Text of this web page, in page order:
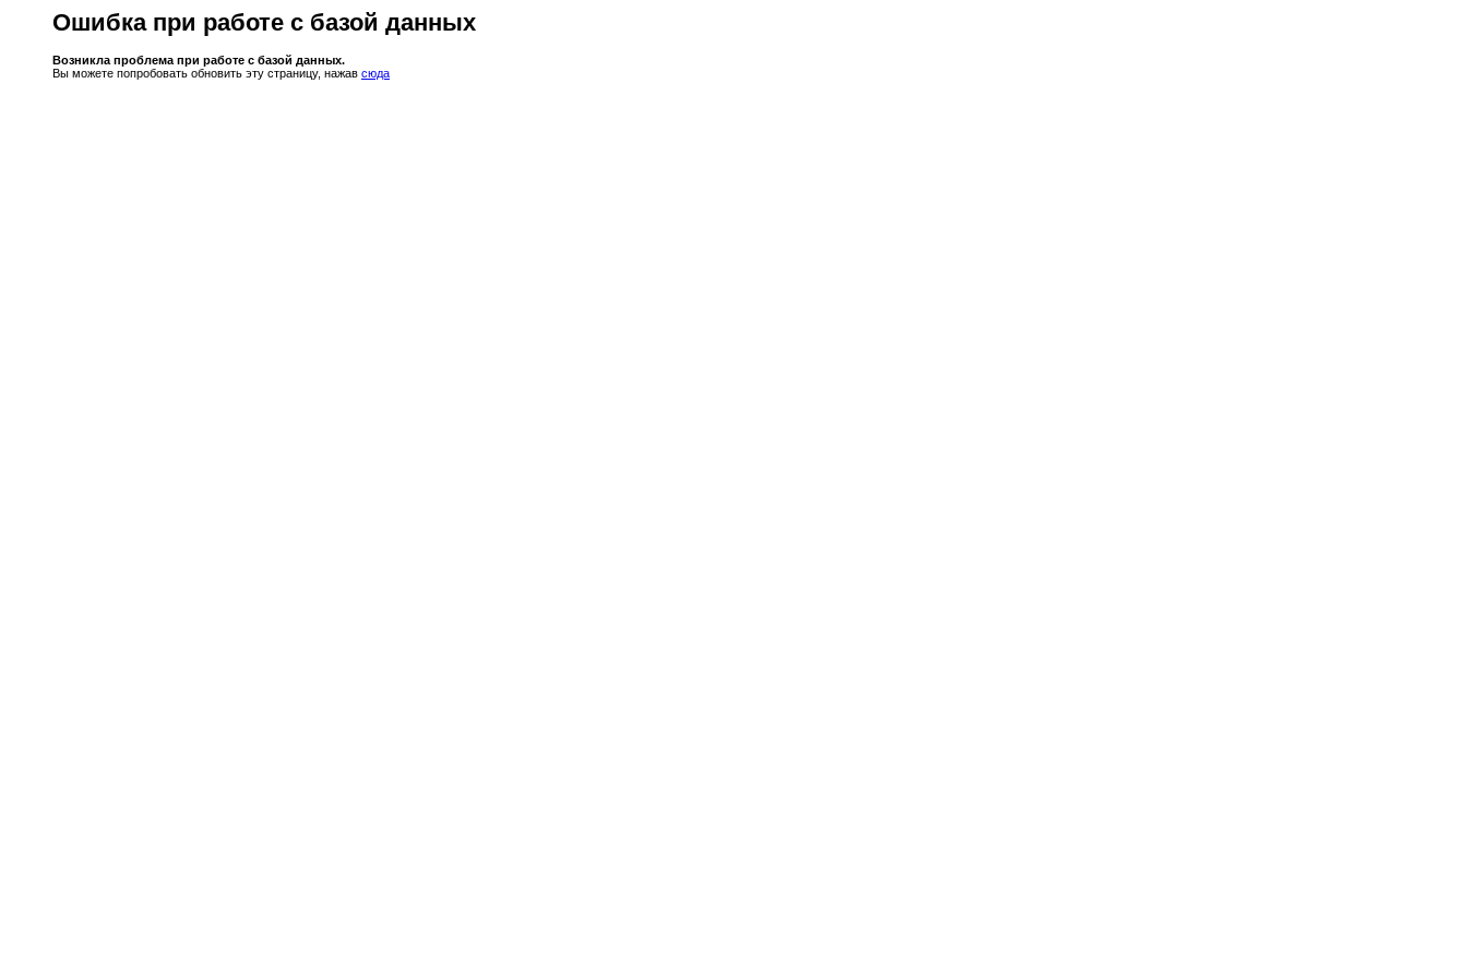
Ошибка при работе с базой данных
Возникла проблема при работе с базой данных.
Вы можете попробовать обновить эту страницу, нажав сюда